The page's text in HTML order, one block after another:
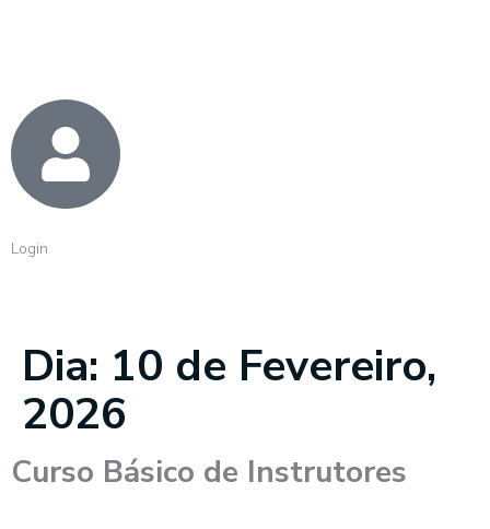
Login
Dia: 10 de Fevereiro,
2026
Curso Básico de Instrutores